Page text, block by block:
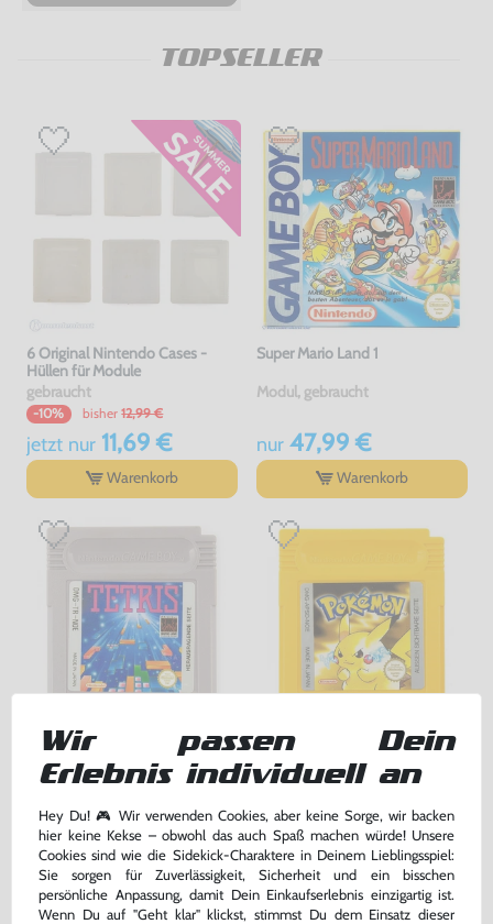
TOPSELLER
6 Original Nintendo Cases -
Hüllen für Module
gebraucht
-10% bisher 12,99 €
jetzt nur11,69 €
Warenkorb
Super Mario Land 1
Modul, gebraucht
nur47,99 €
Warenkorb
Tetris
Modul, gebraucht
nur34,99 €
Warenkorb
Pokemon Gelbe Edition
DEUTSCH, Modul, gebraucht
nur86,99 €
Warenkorb
Wir passen Dein
Erlebnis individuell an
Hey Du! 🎮 Wir verwenden Cookies, aber keine Sorge, wir backen
hier keine Kekse – obwohl das auch Spaß machen würde! Unsere
Cookies sind wie die Sidekick-Charaktere in Deinem Lieblingsspiel:
Sie sorgen für Zuverlässigkeit, Sicherheit und ein bisschen
persönliche Anpassung, damit Dein Einkaufserlebnis einzigartig ist.
Wenn Du auf "Geht klar" klickst, stimmst Du dem Einsatz dieser